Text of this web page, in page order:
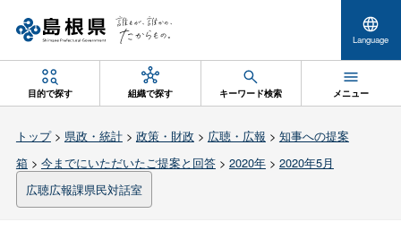
Language
目的で探す 組織で探す キーワード検索 メニュー
トップ> 県政・統計> 政策・財政 > 広聴・広報 > 知事への提案
箱> 今までにいただいたご提案と回答> 2020年> 2020年5月
広聴広報課県民対話室